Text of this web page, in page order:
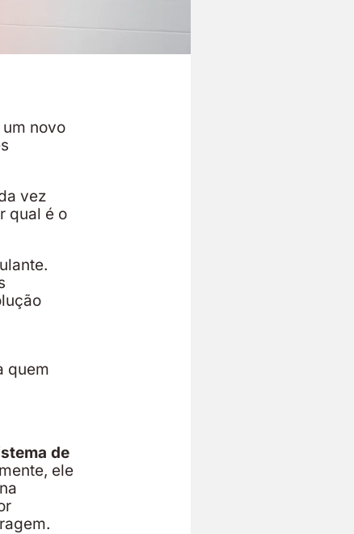
novo
vez
qual é o
quem
de
ele